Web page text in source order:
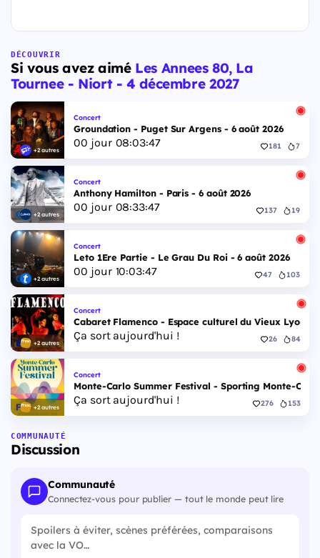
DÉCOUVRIR
Si vous avez aimé Les Annees 80, La
Tournee - Niort - 4 décembre 2027
+2 autres
Concert
Groundation - Puget Sur Argens - 6 août 2026
00 jour 08:03:46 181 7
+2 autres
Concert
Anthony Hamilton - Paris - 6 août 2026
00 jour 08:33:46 137 19
+2 autres
Concert
Leto 1Ere Partie - Le Grau Du Roi - 6 août 2026
00 jour 10:03:46 47 103
+2 autres
Concert
Cabaret Flamenco - Espace culturel du Vieux Lyon -
Ça sort aujourd'hui ! 26 84
+2 autres
Concert
Monte-Carlo Summer Festival - Sporting Monte-
Ça sort aujourd'hui ! 276 153
COMMUNAUTÉ
Discussion
Communauté
Connectez-vous pour publier — tout le monde peut lire